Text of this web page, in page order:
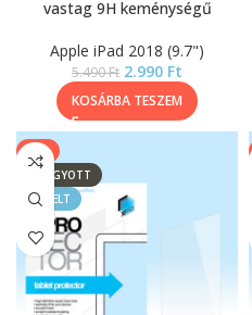
vastag 9H keménységű
Apple iPad 2018 (9.7")
5.490Ft 2.990 Ft
KOSÁRBA TESZEM
-9%
ELFOGYOTT
KIEMELT